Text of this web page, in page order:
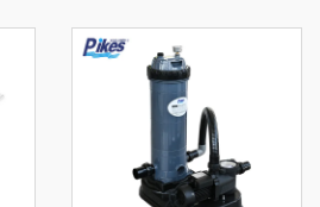
montażem serii „GFD”